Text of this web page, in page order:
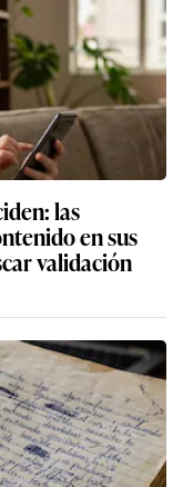
las
en sus
validación